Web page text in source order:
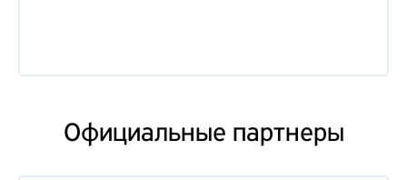
Официальные партнеры